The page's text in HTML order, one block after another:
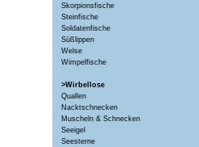
Skorpionsfische
Steinfische
Soldatenfische
Süßlippen
Welse
Wimpelfische
>Wirbellose
Quallen
Nacktschnecken
Muscheln & Schnecken
Seeigel
Seesterne